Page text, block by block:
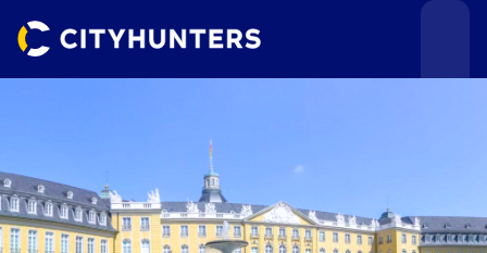
Teamevents